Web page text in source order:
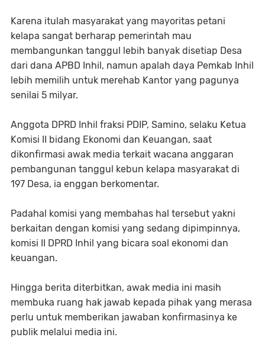
Karena itulah masyarakat yang mayoritas petani
kelapa sangat berharap pemerintah mau
membangunkan tanggul lebih banyak disetiap Desa
dari dana APBD Inhil, namun apalah daya Pemkab Inhil
lebih memilih untuk merehab Kantor yang pagunya
senilai 5 milyar.
Anggota DPRD Inhil fraksi PDIP, Samino, selaku Ketua
Komisi II bidang Ekonomi dan Keuangan, saat
dikonfirmasi awak media terkait wacana anggaran
pembangunan tanggul kebun kelapa masyarakat di
197 Desa, ia enggan berkomentar.
Padahal komisi yang membahas hal tersebut yakni
berkaitan dengan komisi yang sedang dipimpinnya,
komisi II DPRD Inhil yang bicara soal ekonomi dan
keuangan.
Hingga berita diterbitkan, awak media ini masih
membuka ruang hak jawab kepada pihak yang merasa
perlu untuk memberikan jawaban konfirmasinya ke
publik melalui media ini.